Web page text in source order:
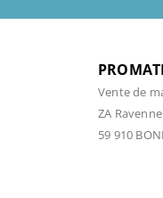
Vente de
ZA
59 910